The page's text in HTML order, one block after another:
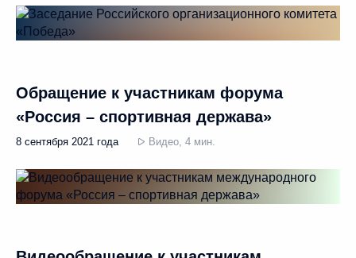
Обращение к участникам форума
«Россия – спортивная держава»
8 сентября 2021 года Видео, 4 мин.